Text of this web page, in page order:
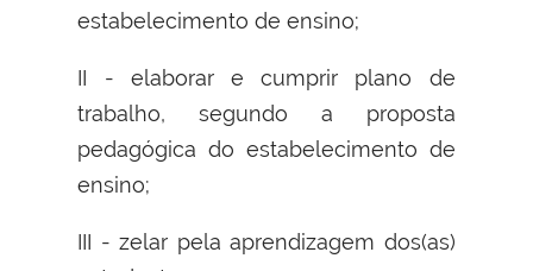
estabelecimento de ensino;
II - elaborar e cumprir plano de
trabalho, segundo a proposta
pedagógica do estabelecimento de
ensino;
III - zelar pela aprendizagem dos(as)